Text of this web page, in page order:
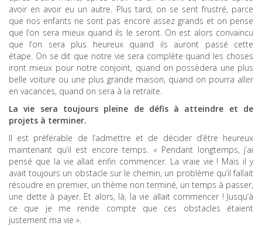
avoir en avoir eu un autre. Plus tard, on se sent frustré, parce
que nos enfants ne sont pas encore assez grands et on pense
que l’on sera mieux quand ils le seront. On est alors convaincu
que l’on sera plus heureux quand ils auront passé cette
étape. On se dit que notre vie sera complète quand les choses
iront mieux pour notre conjoint, quand on possèdera une plus
belle voiture ou une plus grande maison, quand on pourra aller
en vacances, quand on sera à la retraite.
La vie sera toujours pleine de défis à atteindre et de
projets à terminer.
Il est préférable de l’admettre et de décider d’être heureux
maintenant qu’il est encore temps. « Pendant longtemps, j’ai
pensé que la vie allait enfin commencer. La vraie vie ! Mais il y
avait toujours un obstacle sur le chemin, un problème qu’il fallait
résoudre en premier, un thème non terminé, un temps à passer,
une dette à payer. Et alors, là, la vie allait commencer ! Jusqu’à
ce que je me rende compte que ces obstacles étaient
justement ma vie ».